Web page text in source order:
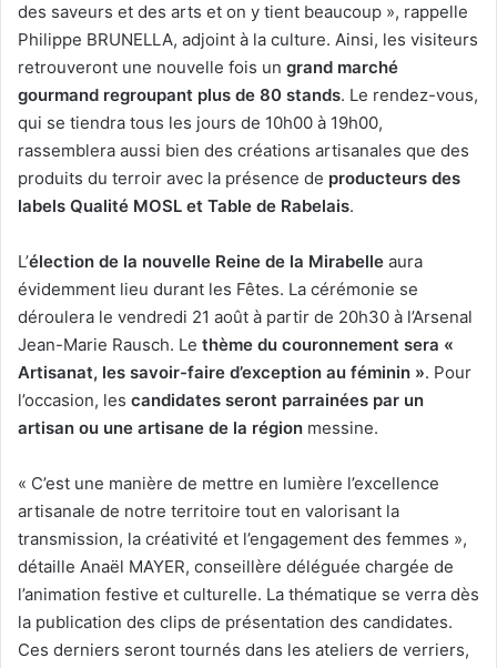
des saveurs et des arts et on y tient beaucoup », rappelle
Philippe BRUNELLA, adjoint à la culture. Ainsi, les visiteurs
retrouveront une nouvelle fois un grand marché
gourmand regroupant plus de 80 stands. Le rendez-vous,
qui se tiendra tous les jours de 10h00 à 19h00,
rassemblera aussi bien des créations artisanales que des
produits du terroir avec la présence de producteurs des
labels Qualité MOSL et Table de Rabelais.
L’élection de la nouvelle Reine de la Mirabelle aura
évidemment lieu durant les Fêtes. La cérémonie se
déroulera le vendredi 21 août à partir de 20h30 à l’Arsenal
Jean-Marie Rausch. Le thème du couronnement sera «
Artisanat, les savoir-faire d’exception au féminin ». Pour
l’occasion, les candidates seront parrainées par un
artisan ou une artisane de la région messine.
« C’est une manière de mettre en lumière l’excellence
artisanale de notre territoire tout en valorisant la
transmission, la créativité et l’engagement des femmes »,
détaille Anaël MAYER, conseillère déléguée chargée de
l’animation festive et culturelle. La thématique se verra dès
la publication des clips de présentation des candidates.
Ces derniers seront tournés dans les ateliers de verriers,